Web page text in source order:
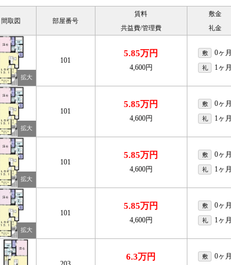
間取図 部屋番号
賃料
共益費/管理費
敷金
礼金
101
5.85万円
4,600円
敷 0ヶ月
礼 1ヶ月
101
5.85万円
4,600円
敷 0ヶ月
礼 1ヶ月
101
5.85万円
4,600円
敷 0ヶ月
礼 1ヶ月
101
5.85万円
4,600円
敷 0ヶ月
礼 1ヶ月
6.3万円 敷 0ヶ月